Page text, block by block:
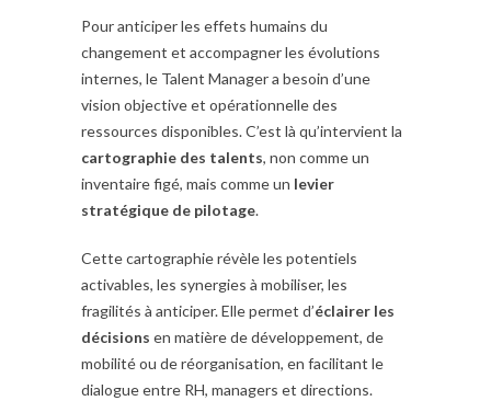
Pour anticiper les effets humains du
changement et accompagner les évolutions
internes, le Talent Manager a besoin d’une
vision objective et opérationnelle des
ressources disponibles. C’est là qu’intervient la
cartographie des talents, non comme un
inventaire figé, mais comme un levier
stratégique de pilotage.
Cette cartographie révèle les potentiels
activables, les synergies à mobiliser, les
fragilités à anticiper. Elle permet d’éclairer les
décisions en matière de développement, de
mobilité ou de réorganisation, en facilitant le
dialogue entre RH, managers et directions.